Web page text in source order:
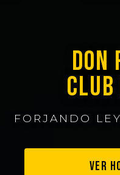
DON
CLUB
FORJANDO
VER